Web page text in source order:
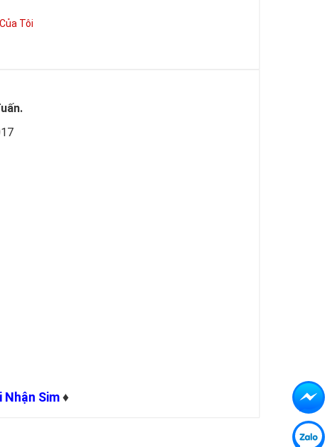
Tôi
Nhận Sim♦